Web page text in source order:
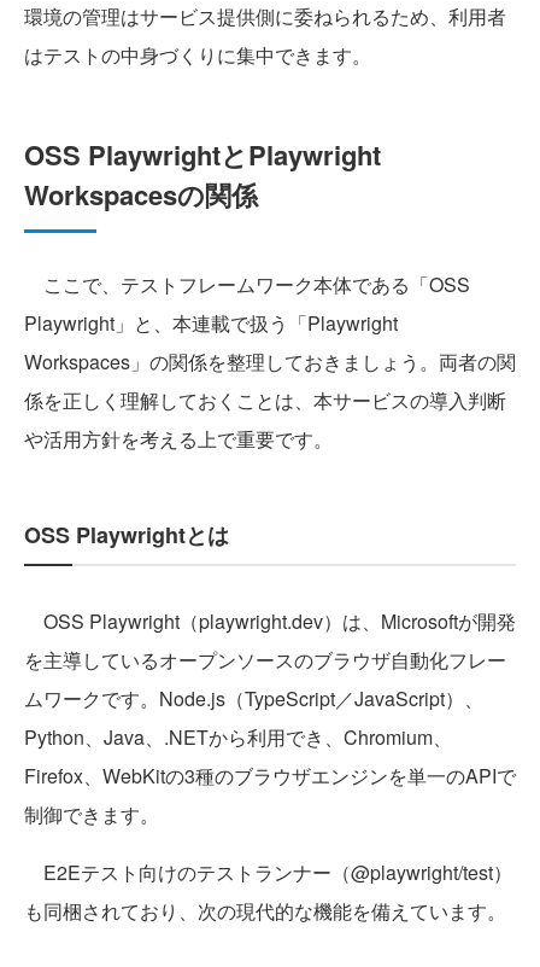
環境の管理はサービス提供側に委ねられるため、利用者
はテストの中身づくりに集中できます。
OSS PlaywrightとPlaywright
Workspacesの関係
ここで、テストフレームワーク本体である「OSS
Playwright」と、本連載で扱う「Playwright
Workspaces」の関係を整理しておきましょう。両者の関
係を正しく理解しておくことは、本サービスの導入判断
や活用方針を考える上で重要です。
OSS Playwrightとは
OSS Playwright（playwright.dev）は、Microsoftが開発
を主導しているオープンソースのブラウザ自動化フレー
ムワークです。Node.js（TypeScript／JavaScript）、
Python、Java、.NETから利用でき、Chromium、
Firefox、WebKitの3種のブラウザエンジンを単一のAPIで
制御できます。
E2Eテスト向けのテストランナー（@playwright/test）
も同梱されており、次の現代的な機能を備えています。